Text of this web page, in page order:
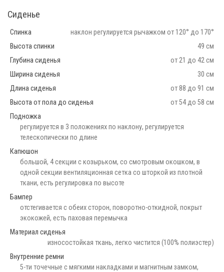
Сиденье
Спинка
наклон регулируется рычажком от 120° до 170°
Высота спинки
49 см
Глубина сиденья
от 21 до 42 см
Ширина сиденья
30 см
Длина сиденья
от 88 до 91 см
Высота от пола до сиденья
от 54 до 58 см
Подножка
регулируется в 3 положениях по наклону, регулируется
телескопически по длине
Капюшон
большой, 4 секции с козырьком, со смотровым окошком, в
одной секции вентиляционная сетка со шторкой из плотной
ткани, есть регулировка по высоте
Бампер
отстегивается с обеих сторон, поворотно-откидной, покрыт
экокожей, есть паховая перемычка
Материал сиденья
износостойкая ткань, легко чистится (100% полиэстер)
Внутренние ремни
5-ти точечные с мягкими накладками и магнитным замком,